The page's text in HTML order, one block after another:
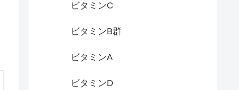
ビタミンC
ビタミンB群
ビタミンA
ビタミンD